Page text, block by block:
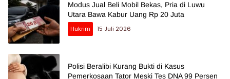
Modus Jual Beli Mobil Bekas, Pria di Luwu
Utara Bawa Kabur Uang Rp 20 Juta
Hukrim
15 Juli 2026
Polisi Beralibi Kurang Bukti di Kasus
Pemerkosaan Tator Meski Tes DNA 99 Persen